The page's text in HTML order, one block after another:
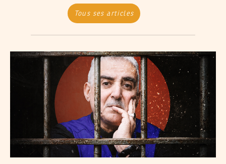
Tous ses articles